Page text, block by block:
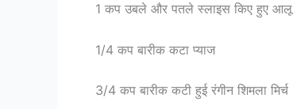
1 कप उबले और पतले स्लाइस किए हुए आलू
1/4 कप बारीक कटा प्याज
3/4 कप बारीक कटी हुई रंगीन शिमला मिर्च